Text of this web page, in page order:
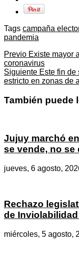
Tags campaña
pandemia
Previo Existe mayor
coronavirus
Siguiente Este fin
estricto en zonas de
También puede
Jujuy marchó
se vende, no se
jueves, 6 agosto,
Rechazo
de
miércoles, 5 agosto,